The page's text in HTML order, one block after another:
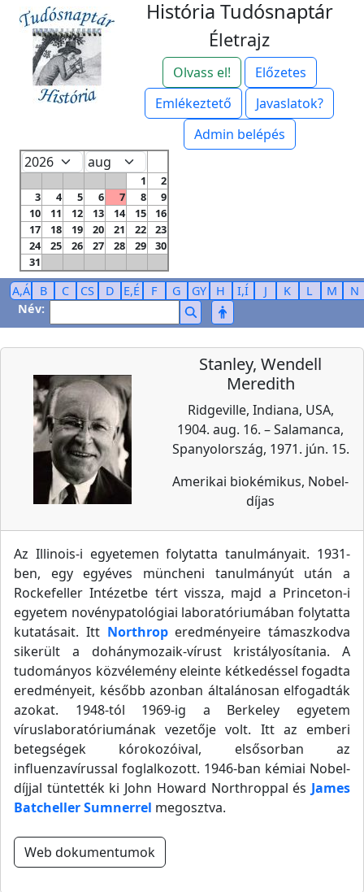
História Tudósnaptár
Életrajz
Olvass el!
Előzetes
Emlékeztető
Javaslatok?
Admin belépés
1
2
3
4 5 6 7 8
9
10
11 12 13 14 15
16
17
18 19 20 21 22
23
24
25 26 27 28 29
30
31
A,Á B C CS D E,É F G GY H I,Í J K L M
N
Név:
Stanley, Wendell
Meredith
Ridgeville, Indiana, USA,
1904. aug. 16. – Salamanca,
Spanyolország, 1971. jún. 15.
Amerikai biokémikus, Nobel-
díjas
Az Illinois-i egyetemen folytatta tanulmányait. 1931-
ben, egy egyéves müncheni tanulmányút után a
Rockefeller Intézetbe tért vissza, majd a Princeton-i
egyetem novénypatológiai laboratóriumában folytatta
kutatásait. Itt Northroperedményeire támaszkodva
sikerült a dohánymozaik-vírust kristályosítania. A
tudományos közvélemény eleinte kétkedéssel fogadta
eredményeit, később azonban általánosan elfogadták
azokat. 1948-tól 1969-ig a Berkeley egyetem
víruslaboratóriumának vezetője volt. Itt az emberi
betegségek kórokozóival, elsősorban az
influenzavírussal foglalkozott. 1946-ban kémiai Nobel-
díjjal tüntették ki John Howard Northroppal és James
Batcheller Sumnerrel megosztva.
Web dokumentumok